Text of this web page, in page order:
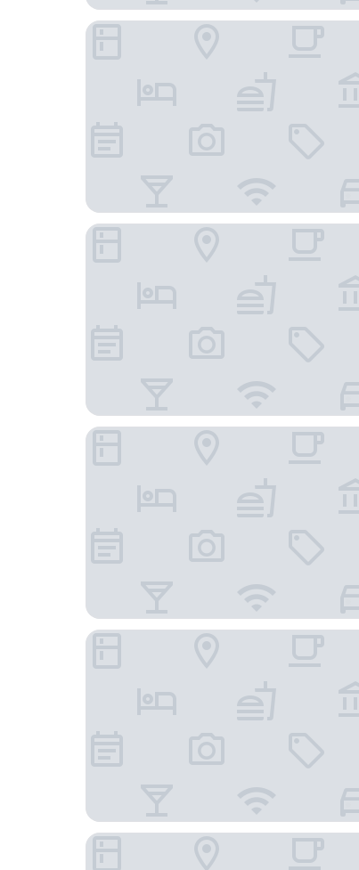
Avari 飯店
鑽石灣度假飯店及水療中心
芽莊 Orbit 飯店
幸運太陽飯店
芽莊美居海灘飯店